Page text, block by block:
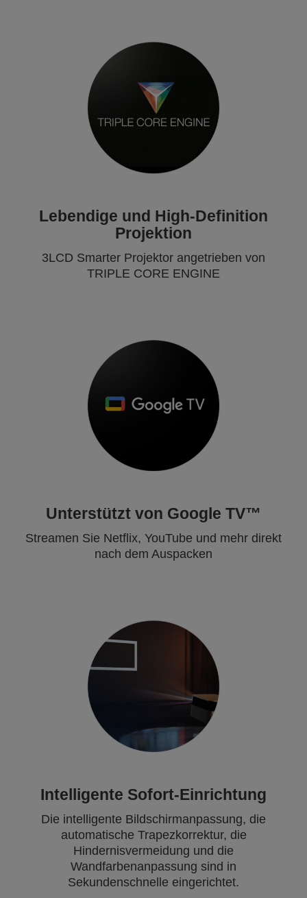
Lebendige und High-Definition
Projektion
3LCD Smarter Projektor angetrieben von
TRIPLE CORE ENGINE
Unterstützt von Google TV™
Streamen Sie Netflix, YouTube und mehr direkt
nach dem Auspacken
Intelligente Sofort-Einrichtung
Die intelligente Bildschirmanpassung, die
automatische Trapezkorrektur, die
Hindernisvermeidung und die
Wandfarbenanpassung sind in
Sekundenschnelle eingerichtet.